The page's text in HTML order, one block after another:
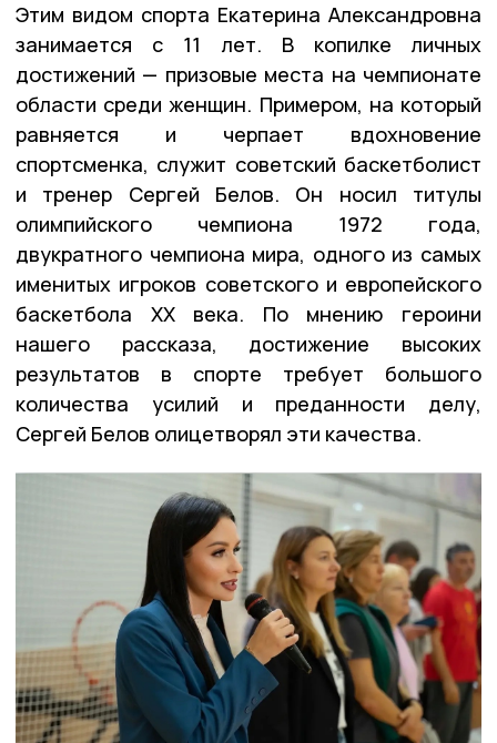
Этим видом спорта Екатерина Александровна
занимается с 11 лет. В копилке личных
достижений — призовые места на чемпионате
области среди женщин. Примером, на который
равняется и черпает вдохновение
спортсменка, служит советский баскетболист
и тренер Сергей Белов. Он носил титулы
олимпийского чемпиона 1972 года,
двукратного чемпиона мира, одного из самых
именитых игроков советского и европейского
баскетбола XX века. По мнению героини
нашего рассказа, достижение высоких
результатов в спорте требует большого
количества усилий и преданности делу,
Сергей Белов олицетворял эти качества.